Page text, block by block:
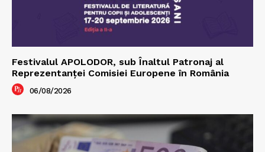
Festivalul APOLODOR, sub Înaltul Patronaj al
Reprezentanței Comisiei Europene în România
06/08/2026